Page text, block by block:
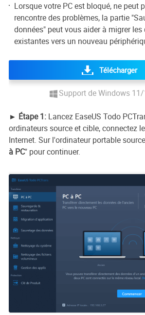
Lorsque votre PC est bloqué, ne peut
rencontre des problèmes, la partie
données" peut vous aider à migrer les
existantes vers un nouveau
Télécharger
Support de Windows
► Étape 1:Lancez EaseUS Todo
ordinateurs source et cible, connectez
Internet. Sur l'ordinateur portable
à PC" pour continuer.